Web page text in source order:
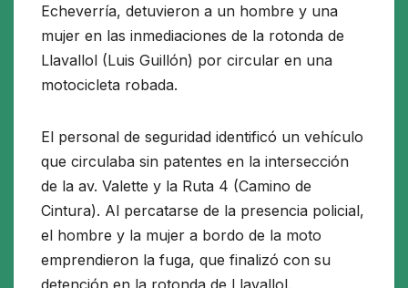
Echeverría, detuvieron a un hombre y una
mujer en las inmediaciones de la rotonda de
Llavallol (Luis Guillón) por circular en una
motocicleta robada.
El personal de seguridad identificó un vehículo
que circulaba sin patentes en la intersección
de la av. Valette y la Ruta 4 (Camino de
Cintura). Al percatarse de la presencia policial,
el hombre y la mujer a bordo de la moto
emprendieron la fuga, que finalizó con su
detención en la rotonda de Llavallol.